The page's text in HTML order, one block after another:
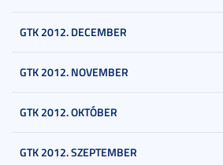
GTK 2012. DECEMBER
GTK 2012. NOVEMBER
GTK 2012. OKTÓBER
GTK 2012. SZEPTEMBER